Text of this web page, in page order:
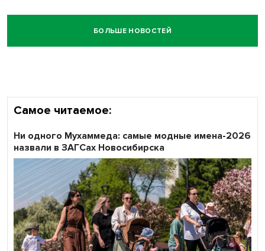
БОЛЬШЕ НОВОСТЕЙ
Самое читаемое:
Ни одного Мухаммеда: самые модные имена-2026
назвали в ЗАГСах Новосибирска